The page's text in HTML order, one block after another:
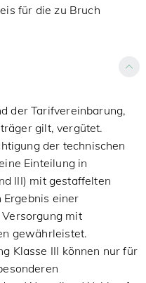
für die zu Bruch
der Tarifvereinbarung,
gilt, vergütet.
der technischen
Einteilung in
III) mit gestaffelten
einer
mit
gewährleistet.
Klasse III können nur für